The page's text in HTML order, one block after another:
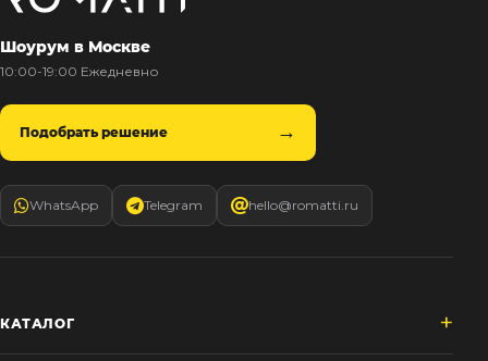
Шоурум в Москве
10:00-19:00 Ежедневно
Подобрать решение
WhatsApp Telegram hello@romatti.ru
КАТАЛОГ